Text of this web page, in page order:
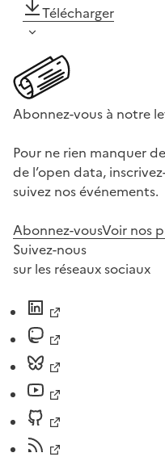
Télécharger
Abonnez-vous à notre
Pour ne rien manquer
de l’open data,
suivez nos événements.
Abonnez-vousVoir nos
Suivez-nous
sur les réseaux sociaux